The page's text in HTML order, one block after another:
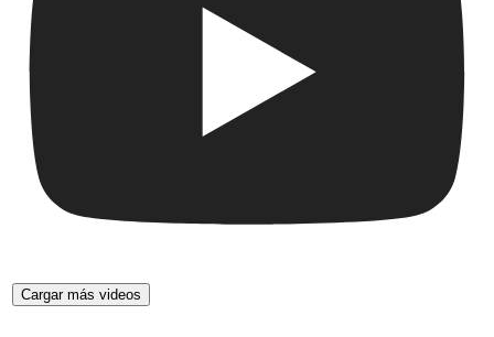
Cargar más videos